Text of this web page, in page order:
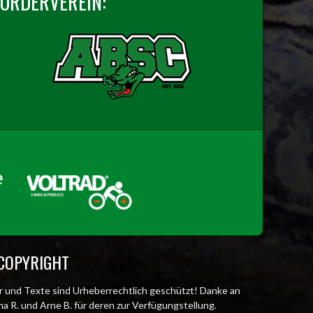
und Texte sind Urheberrechtlich geschützt! Danke an
R. und Arne B. für deren zur Verfügungstellung.